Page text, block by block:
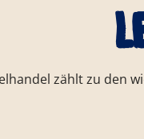
zählt zu den